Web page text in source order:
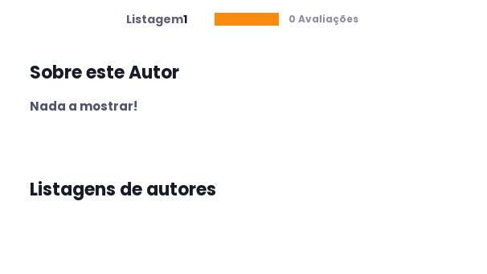
Listagem1 0 Avaliações
Sobre este Autor
Nada a mostrar!
Listagens de autores